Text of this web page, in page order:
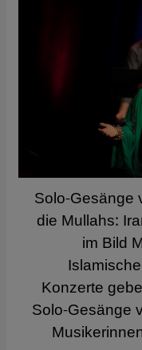
Solo-Gesänge
die Mullahs:
im Bild
Konzerte
Solo-Gesänge